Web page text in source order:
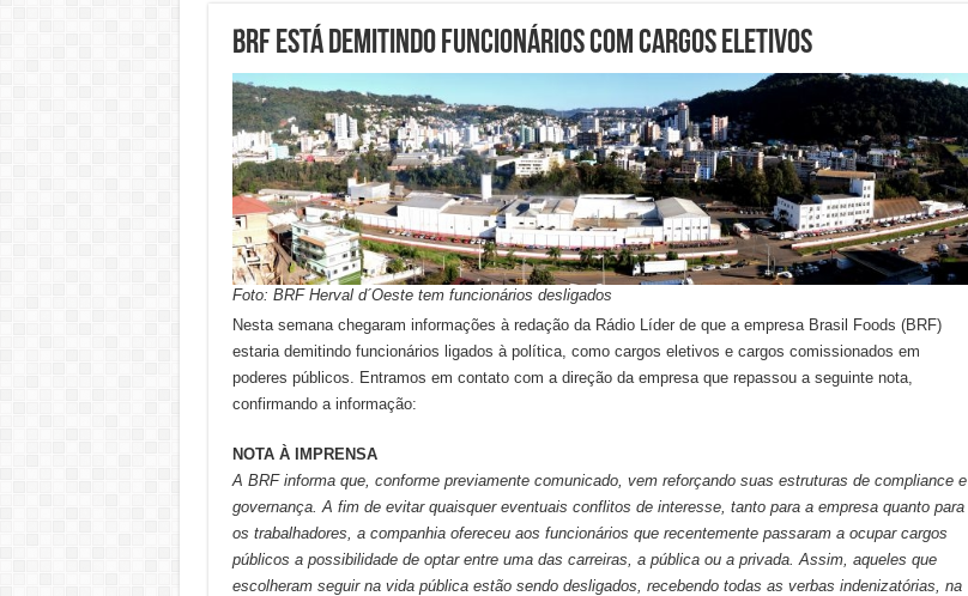
BRF está demitindo funcionários com cargos eletivos
Foto: BRF Herval d´Oeste tem funcionários desligados
Nesta semana chegaram informações à redação da Rádio Líder de que a empresa Brasil Foods (BRF)
estaria demitindo funcionários ligados à política, como cargos eletivos e cargos comissionados em
poderes públicos. Entramos em contato com a direção da empresa que repassou a seguinte nota,
confirmando a informação:
NOTA À IMPRENSA
A BRF informa que, conforme previamente comunicado, vem reforçando suas estruturas de compliance e
governança. A fim de evitar quaisquer eventuais conflitos de interesse, tanto para a empresa quanto para
os trabalhadores, a companhia ofereceu aos funcionários que recentemente passaram a ocupar cargos
públicos a possibilidade de optar entre uma das carreiras, a pública ou a privada. Assim, aqueles que
escolheram seguir na vida pública estão sendo desligados, recebendo todas as verbas indenizatórias, na